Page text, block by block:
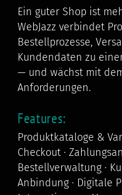
Ein guter Shop ist
WebJazz verbindet
Bestellprozesse,
Kundendaten zu
— und wächst mit
Anforderungen.
Features:
Produktkataloge &
Checkout ·
Bestellverwaltung ·
Anbindung · Digitale